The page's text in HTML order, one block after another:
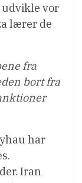
udvikle vor
lærer de
fra
bort fra
har
Iran